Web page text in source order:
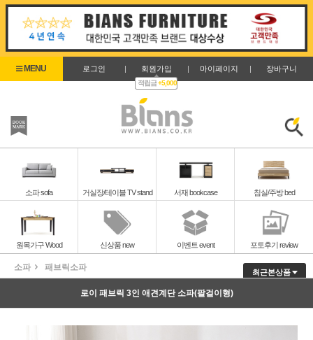
로그인 | 회원가입 |
적립금+5,000
마이페이지 | 장바구니
소파 sofa 거실장/테이블 TV stand 서재 bookcase 침실/주방 bed
원목가구 Wood 신상품 new 이벤트 event 포토후기 review
소파 패브릭소파 최근본상품
로이 패브릭 3인 애견계단 소파(팔걸이형)